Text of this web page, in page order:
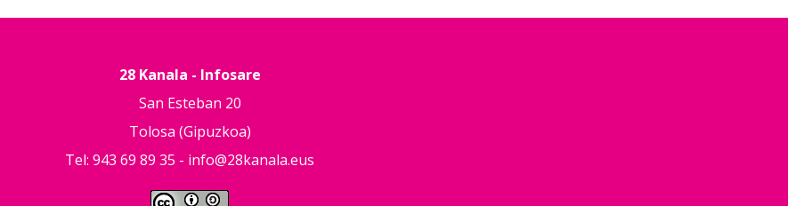
28 Kanala - Infosare
San Esteban 20
Tolosa (Gipuzkoa)
Tel: 943 69 89 35 - info@28kanala.eus